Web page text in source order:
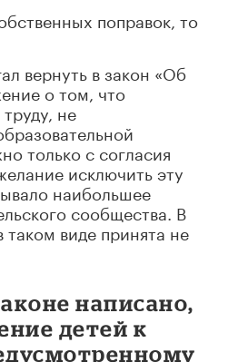
поправок, то
вернуть в закон «Об
о том, что
не
только с согласия
исключить эту
наибольшее
сообщества. В
таком виде принята не
написано,
детей к